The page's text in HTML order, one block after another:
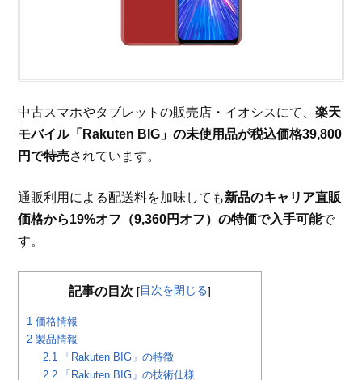
中古スマホやタブレットの販売店・イオシスにて、楽天
モバイル「Rakuten BIG」の未使用品が税込価格39,800
円で特売されています。
通販利用による配送料を加味しても新品のキャリア直販
価格から19%オフ（9,360円オフ）の特価で入手可能で
す。
記事の目次 [目次を閉じる]
1 価格情報
2 製品情報
2.1 「Rakuten BIG」の特徴
2.2 「Rakuten BIG」の技術仕様